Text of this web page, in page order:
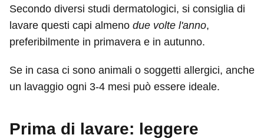
Secondo diversi studi dermatologici, si consiglia di
lavare questi capi almeno due volte l'anno,
preferibilmente in primavera e in autunno.
Se in casa ci sono animali o soggetti allergici, anche
un lavaggio ogni 3-4 mesi può essere ideale.
Prima di lavare: leggere